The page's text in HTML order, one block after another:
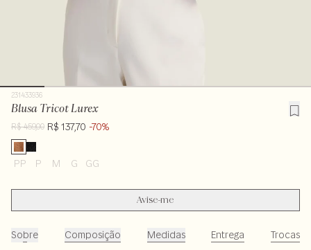
231433936
Blusa Tricot Lurex
R$ 459,00 R$ 137,70 -70%
PP P M G GG
Avise-me
Sobre Composição Medidas Entrega Trocas